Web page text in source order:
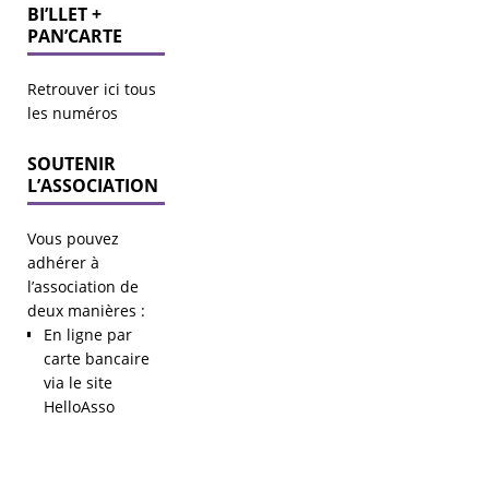
BI’LLET +
PAN’CARTE
Retrouver ici tous
les numéros
SOUTENIR
L’ASSOCIATION
Vous pouvez
adhérer à
l’association de
deux manières :
En ligne par
carte bancaire
via le site
HelloAsso